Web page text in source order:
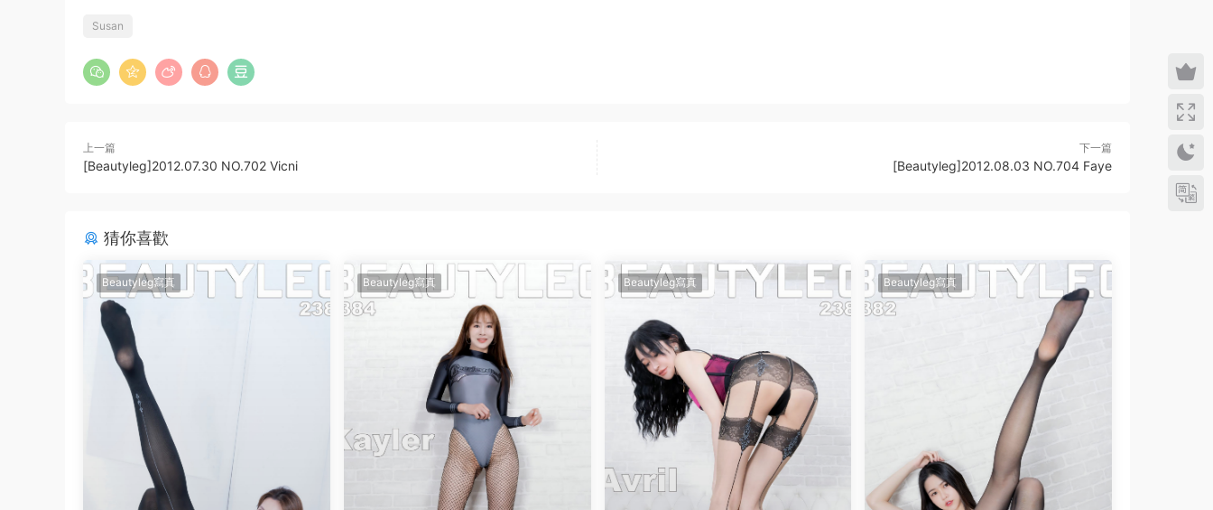
Susan
上一篇
[Beautyleg]2012.07.30 NO.702 Vicni
下一篇
[Beautyleg]2012.08.03 NO.704 Faye
猜你喜歡
Beautyleg寫真 Beautyleg寫真 Beautyleg寫真 Beautyleg寫真